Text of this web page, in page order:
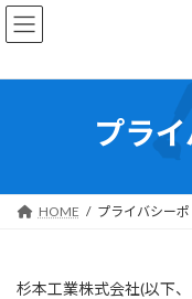
コ
ン
ン
ッ
ナ
ビ
ー
移
プラ
HOME プライバシー
杉本工業株式会社(以下